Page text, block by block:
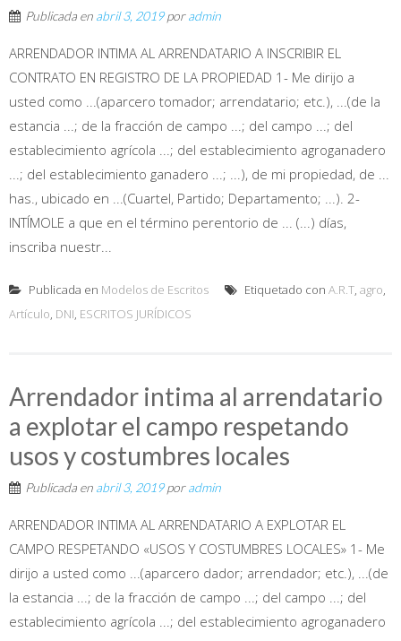
Publicada en abril 3, 2019poradmin
ARRENDADOR INTIMA AL ARRENDATARIO A INSCRIBIR EL
CONTRATO EN REGISTRO DE LA PROPIEDAD 1- Me dirijo a
usted como ...(aparcero tomador; arrendatario; etc.), ...(de la
estancia ...; de la fracción de campo ...; del campo ...; del
establecimiento agrícola ...; del establecimiento agroganadero
...; del establecimiento ganadero ...; ...), de mi propiedad, de ...
has., ubicado en ...(Cuartel, Partido; Departamento; ...). 2-
INTÍMOLE a que en el término perentorio de ... (...) días,
inscriba nuestr...
Publicada en Modelos de Escritos Etiquetado con A.R.T, agro,
Artículo, DNI, ESCRITOS JURÍDICOS
Arrendador intima al arrendatario
a explotar el campo respetando
usos y costumbres locales
Publicada en abril 3, 2019poradmin
ARRENDADOR INTIMA AL ARRENDATARIO A EXPLOTAR EL
CAMPO RESPETANDO «USOS Y COSTUMBRES LOCALES» 1- Me
dirijo a usted como ...(aparcero dador; arrendador; etc.), ...(de
la estancia ...; de la fracción de campo ...; del campo ...; del
establecimiento agrícola ...; del establecimiento agroganadero